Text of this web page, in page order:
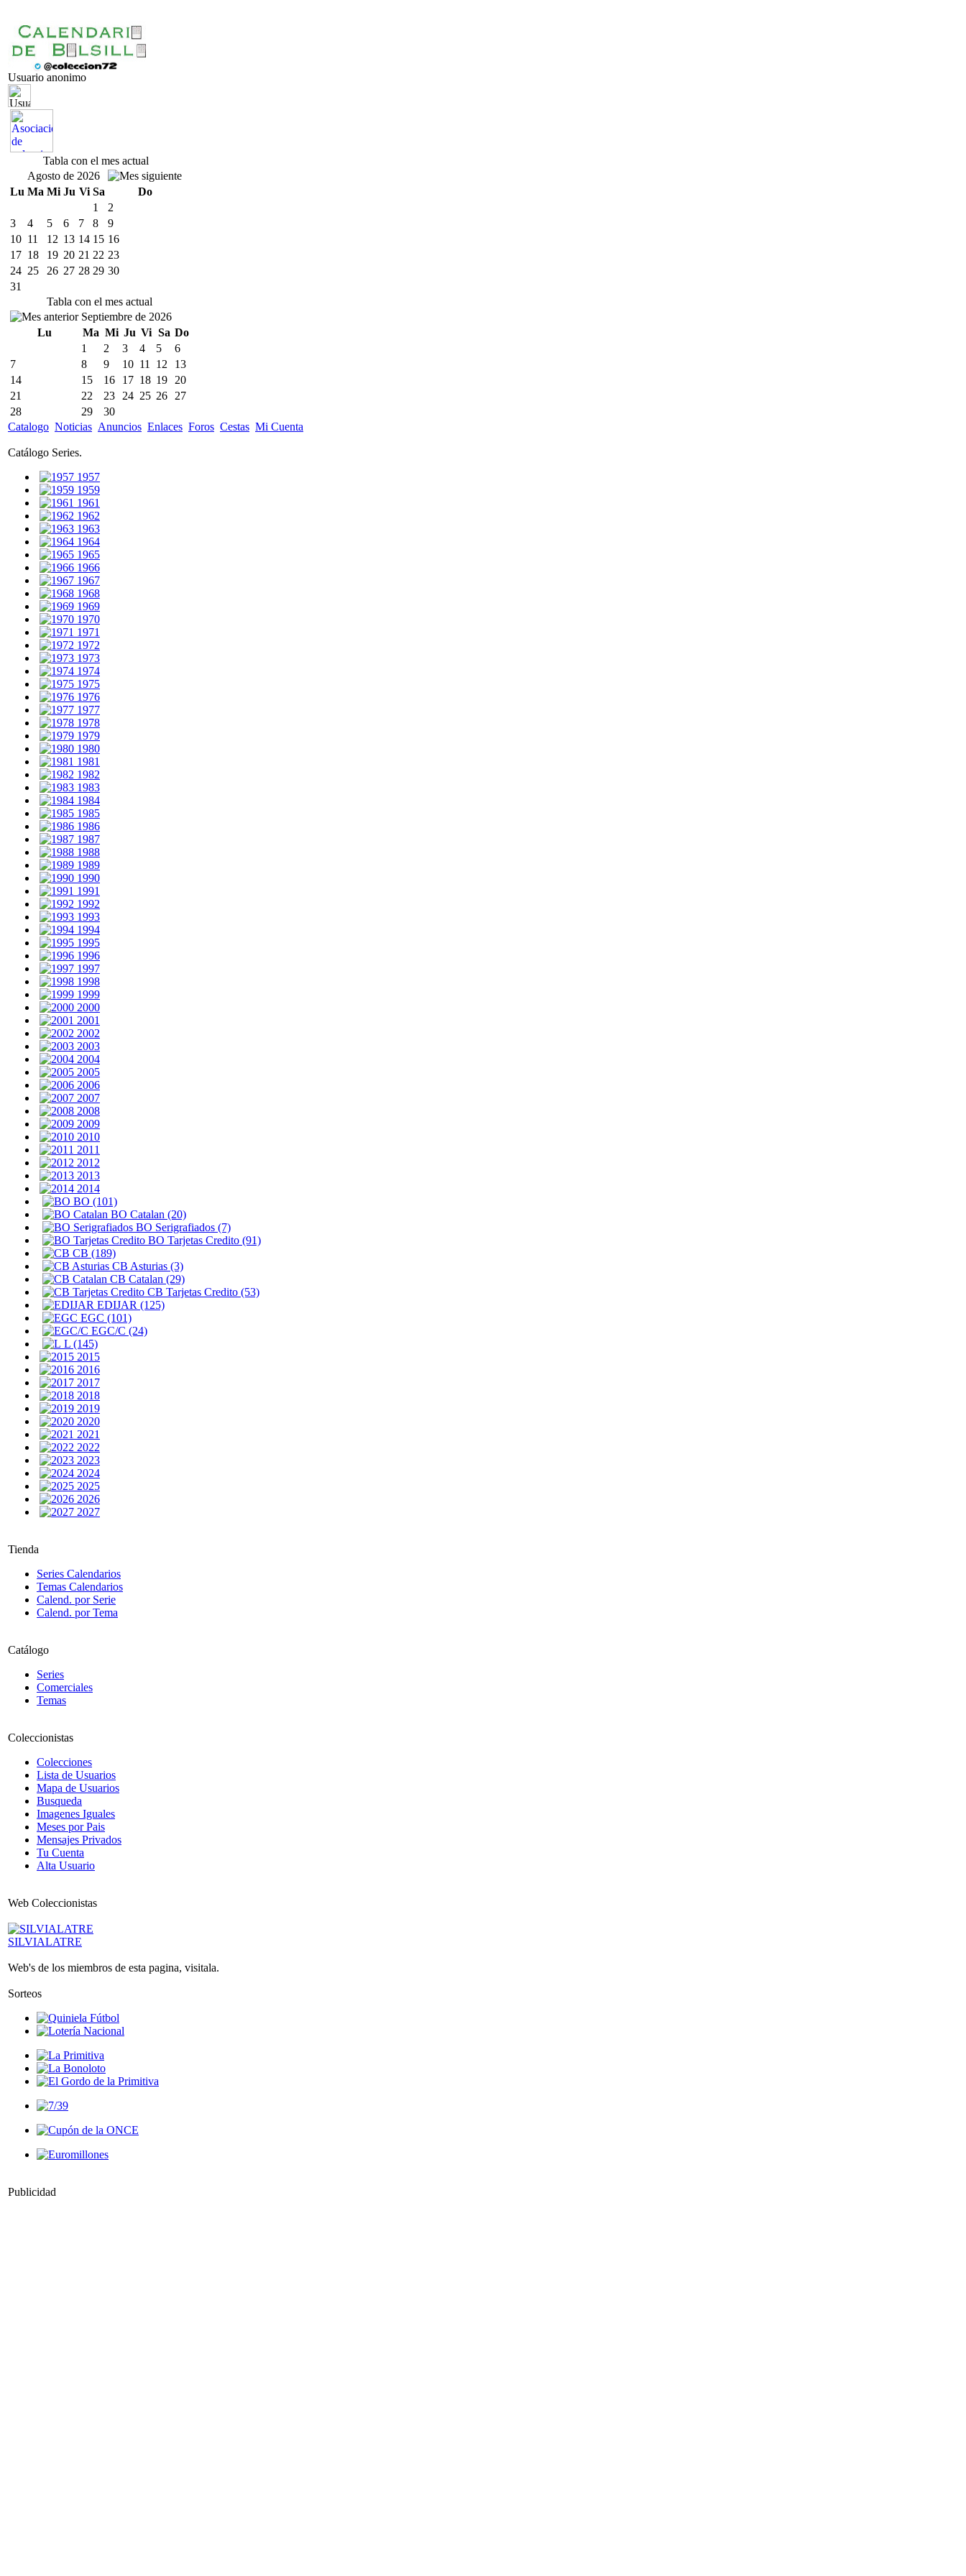
Usuario anonimo
Tabla con el mes actual
Agosto de 2026
Lu Ma Mi Ju Vi Sa
Do
1
2
3
4 5 6 7 8
9
10 11 12 13 14 15 16
17 18 19 20 21 22 23
24 25 26 27 28 29 30
31
Tabla con el mes actual
Septiembre de 2026
Lu
Ma Mi Ju Vi Sa Do
1
2 3 4 5
6
7
8 9 10 11 12
13
14
15 16 17 18 19
20
21
22 23 24 25 26
27
28
29
30
Catalogo Noticias Anuncios Enlaces Foros Cestas Mi Cuenta
Catálogo Series.
1957
1959
1961
1962
1963
1964
1965
1966
1967
1968
1969
1970
1971
1972
1973
1974
1975
1976
1977
1978
1979
1980
1981
1982
1983
1984
1985
1986
1987
1988
1989
1990
1991
1992
1993
1994
1995
1996
1997
1998
1999
2000
2001
2002
2003
2004
2005
2006
2007
2008
2009
2010
2011
2012
2013
2014
BO (101)
BO Catalan (20)
BO Serigrafiados (7)
BO Tarjetas Credito (91)
CB (189)
CB Asturias (3)
CB Catalan (29)
CB Tarjetas Credito (53)
EDIJAR (125)
EGC (101)
EGC/C (24)
L (145)
2015
2016
2017
2018
2019
2020
2021
2022
2023
2024
2025
2026
2027
Tienda
Series Calendarios
Temas Calendarios
Calend. por Serie
Calend. por Tema
Catálogo
Series
Comerciales
Temas
Coleccionistas
Colecciones
Lista de Usuarios
Mapa de Usuarios
Busqueda
Imagenes Iguales
Meses por Pais
Mensajes Privados
Tu Cuenta
Alta Usuario
Web Coleccionistas
SILVIALATRE
Web's de los miembros de esta pagina, visitala.
Sorteos
Publicidad